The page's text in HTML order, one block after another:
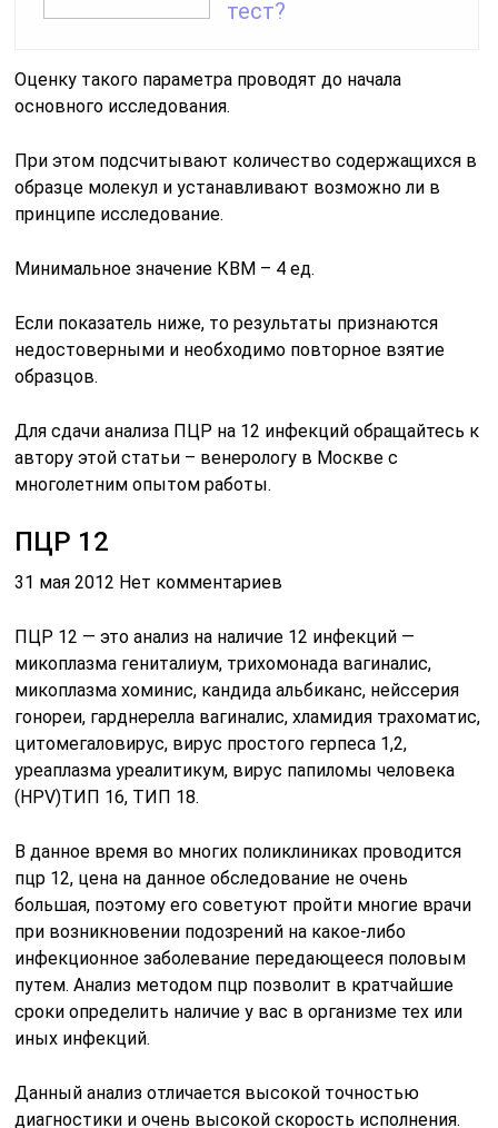
тест?
Оценку такого параметра проводят до начала
основного исследования.
При этом подсчитывают количество содержащихся в
образце молекул и устанавливают возможно ли в
принципе исследование.
Минимальное значение КВМ – 4 ед.
Если показатель ниже, то результаты признаются
недостоверными и необходимо повторное взятие
образцов.
Для сдачи анализа ПЦР на 12 инфекций обращайтесь к
автору этой статьи – венерологу в Москве с
многолетним опытом работы.
ПЦР 12
31 мая 2012 Нет комментариев
ПЦР 12 — это анализ на наличие 12 инфекций —
микоплазма гениталиум, трихомонада вагиналис,
микоплазма хоминис, кандида альбиканс, нейссерия
гонореи, гарднерелла вагиналис, хламидия трахоматис,
цитомегаловирус, вирус простого герпеса 1,2,
уреаплазма уреалитикум, вирус папиломы человека
(НРV)ТИП 16, ТИП 18.
В данное время во многих поликлиниках проводится
пцр 12, цена на данное обследование не очень
большая, поэтому его советуют пройти многие врачи
при возникновении подозрений на какое-либо
инфекционное заболевание передающееся половым
путем. Анализ методом пцр позволит в кратчайшие
сроки определить наличие у вас в организме тех или
иных инфекций.
Данный анализ отличается высокой точностью
диагностики и очень высокой скорость исполнения.